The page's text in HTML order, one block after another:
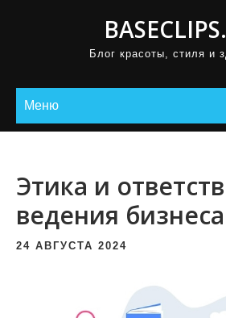
Блог красоты, стиля и
Меню
Этика и
ведения бизнеса
24 АВГУСТА 2024